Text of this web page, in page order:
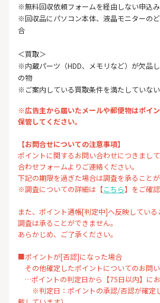
※無料回収依頼フォームを経由しない申込み
※回収品にパソコン本体、液晶モニターの
合
＜買取＞
※内蔵パーツ（HDD、メモリなど）が欠品
の物
※ご案内している買取条件を満たしていな
※広告主から届いたメールや郵便物はポイ
保管してください。
【お問合せについての注意事項】
ポイントに関するお問い合わせにつきまし
合わせフォームよりご連絡ください。
下記の期限を過ぎた場合は調査を承ることが
※調査についての詳細は【こちら】をご確認
また、ポイント通帳[判定中]へ反映してい
調査は承ることができません。
あらかじめ、ご了承ください。
■ポイントが[否認]になった場合
その他確定したポイントについてのお問
…ポイントの判定日から【75日以内】にお
※判定日：ポイントの承認/否認が確定